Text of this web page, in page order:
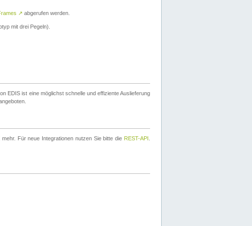
↗ abgerufen werden.
mit drei Pegeln).
EDIS ist eine möglichst schnelle und effiziente Auslieferung
Für neue Integrationen nutzen Sie bitte die REST-API